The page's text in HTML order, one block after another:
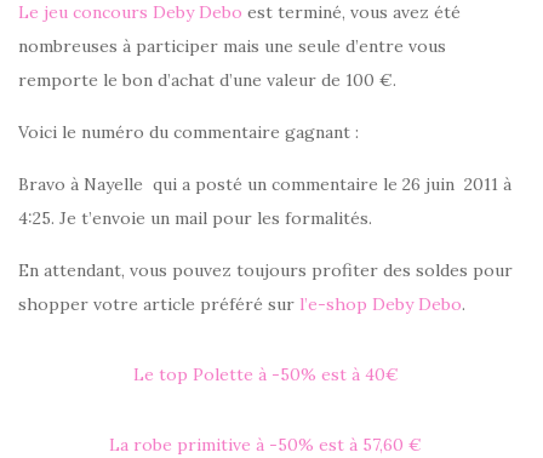
Le jeu concours Deby Debo est terminé, vous avez été
nombreuses à participer mais une seule d’entre vous
remporte le bon d’achat d’une valeur de 100 €.
Voici le numéro du commentaire gagnant :
Bravo à Nayelle qui a posté un commentaire le 26 juin 2011 à
4:25. Je t’envoie un mail pour les formalités.
En attendant, vous pouvez toujours profiter des soldes pour
shopper votre article préféré sur l’e-shop Deby Debo.
Le top Polette à -50% est à 40€
La robe primitive à -50% est à 57,60 €